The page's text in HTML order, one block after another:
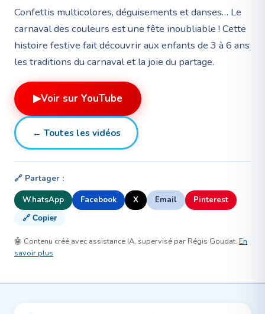
Confettis multicolores, déguisements et danses… Le
carnaval des couleurs est une fête inoubliable ! Cette
histoire festive fait découvrir aux enfants de 3 à 6 ans
les traditions du carnaval et la joie du partage.
▶Voir sur YouTube
← Toutes les vidéos
🔗 Partager :
WhatsApp Facebook X Email Pinterest
🔗 Copier
🤖 Contenu créé avec assistance IA, supervisé par Régis Goudat. En
savoir plus